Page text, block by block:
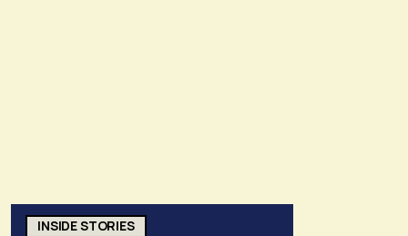
INSIDE STORIES